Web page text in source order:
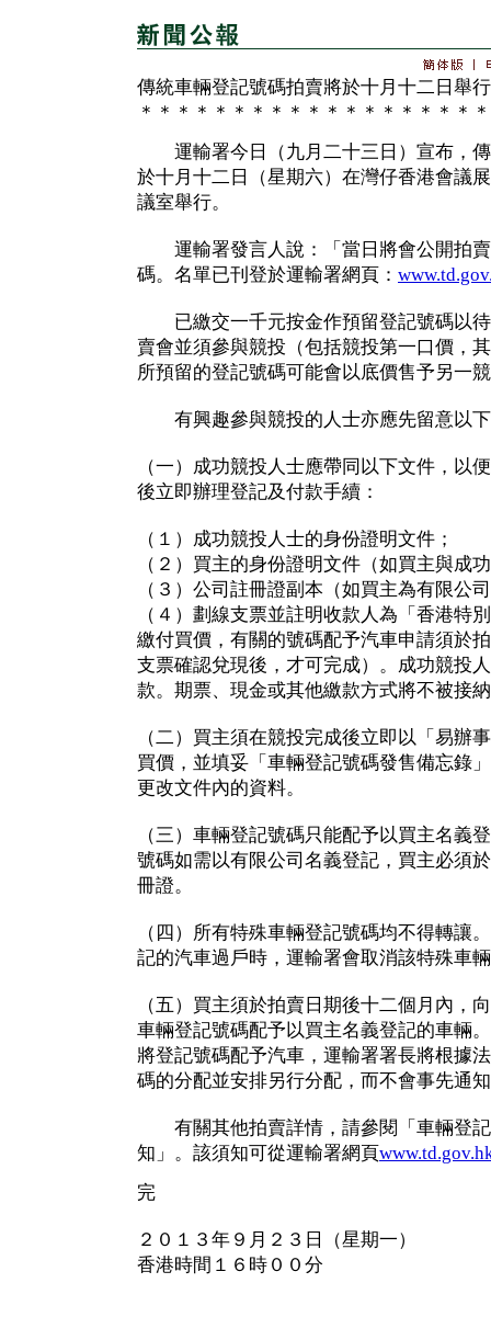
傳統車輛登記號碼拍賣將於十月十二日舉行
＊＊＊＊＊＊＊＊＊＊＊＊＊＊＊＊＊＊＊
運輸署今日（九月二十三日）宣布，傳
於十月十二日（星期六）在灣仔香港會議
議室舉行。
運輸署發言人說：「當日將會公開拍賣
碼。名單已刊登於運輸署網頁：
已繳交一千元按金作預留登記號碼以待
賣會並須參與競投（包括競投第一口價，
所預留的登記號碼可能會以底價售予另一
有興趣參與競投的人士亦應先留意以
（一）成功競投人士應帶同以下文件，以
後立即辦理登記及付款手續：
（１）成功競投人士的身份證明文件；
（２）買主的身份證明文件（如買主與成
（３）公司註冊證副本（如買主為有限公
（４）劃線支票並註明收款人為「香港特
繳付買價，有關的號碼配予汽車申請須於
支票確認兌現後，才可完成）。成功競投
款。期票、現金或其他繳款方式將不被接
（二）買主須在競投完成後立即以「易辦
買價，並填妥「車輛登記號碼發售備忘錄
更改文件內的資料。
（三）車輛登記號碼只能配予以買主名義
號碼如需以有限公司名義登記，買主必須
冊證。
（四）所有特殊車輛登記號碼均不得轉讓
記的汽車過戶時，運輸署會取消該特殊車
（五）買主須於拍賣日期後十二個月內，
車輛登記號碼配予以買主名義登記的車輛
將登記號碼配予汽車，運輸署署長將根據
碼的分配並安排另行分配，而不會事先通
有關其他拍賣詳情，請參閱「車輛登記
知」。該須知可從運輸署網頁
完
２０１３年９月２３日（星期一）
香港時間１６時００分